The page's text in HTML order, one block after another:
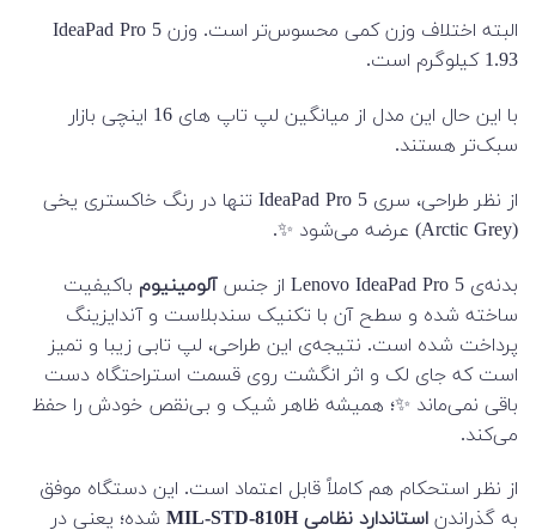
البته اختلاف وزن کمی محسوس‌تر است. وزن IdeaPad Pro 5
1.93 کیلوگرم است.
با این حال این مدل از میانگین لپ تاپ های 16 اینچی بازار
سبک‌تر هستند.
از نظر طراحی، سری IdeaPad Pro 5 تنها در رنگ خاکستری یخی
(Arctic Grey) عرضه می‌شود ✨.
بدنه‌ی Lenovo IdeaPad Pro 5 از جنس آلومینیوم باکیفیت
ساخته شده و سطح آن با تکنیک سندبلاست و آندایزینگ
پرداخت شده است. نتیجه‌ی این طراحی، لپ تابی زیبا و تمیز
است که جای لک و اثر انگشت روی قسمت استراحتگاه دست
باقی نمی‌ماند ✨؛ همیشه ظاهر شیک و بی‌نقص خودش را حفظ
می‌کند.
از نظر استحکام هم کاملاً قابل اعتماد است. این دستگاه موفق
به گذراندن استاندارد نظامی MIL-STD-810H شده؛ یعنی در